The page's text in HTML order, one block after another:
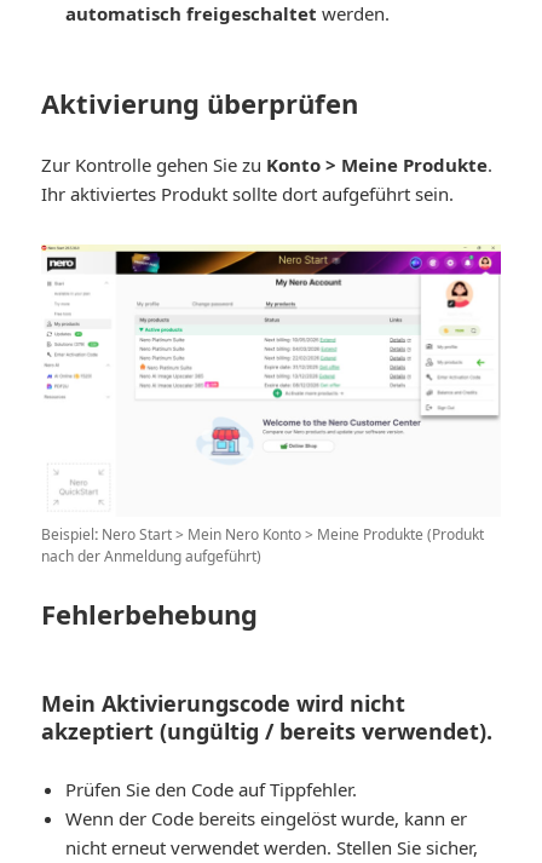
automatisch freigeschaltet werden.
Aktivierung überprüfen
Zur Kontrolle gehen Sie zu Konto > Meine Produkte.
Ihr aktiviertes Produkt sollte dort aufgeführt sein.
Beispiel: Nero Start > Mein Nero Konto > Meine Produkte (Produkt
nach der Anmeldung aufgeführt)
Fehlerbehebung
Mein Aktivierungscode wird nicht
akzeptiert (ungültig / bereits verwendet).
Prüfen Sie den Code auf Tippfehler.
Wenn der Code bereits eingelöst wurde, kann er
nicht erneut verwendet werden. Stellen Sie sicher,